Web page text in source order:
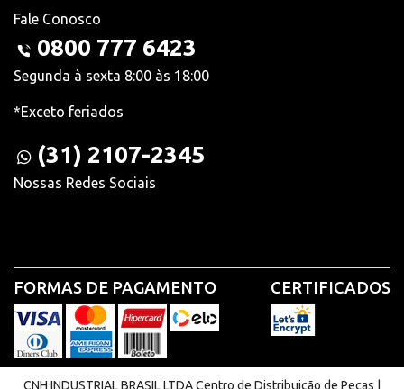
Fale Conosco
0800 777 6423
Segunda à sexta 8:00 às 18:00
*Exceto feriados
(31) 2107-2345
Nossas Redes Sociais
FORMAS DE PAGAMENTO CERTIFICADOS
CNH INDUSTRIAL BRASIL LTDA Centro de Distribuição de Peças |